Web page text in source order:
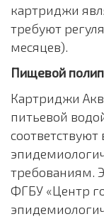
картриджи
требуют
месяцев).
Пищевой
Картриджи
питьевой
требованиям.
ФГБУ «Центр